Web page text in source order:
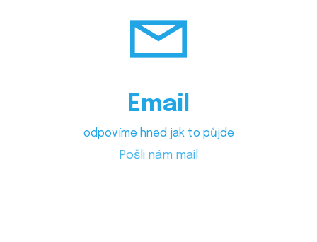
Email
odpovíme hned jak to půjde
Pošli nám mail